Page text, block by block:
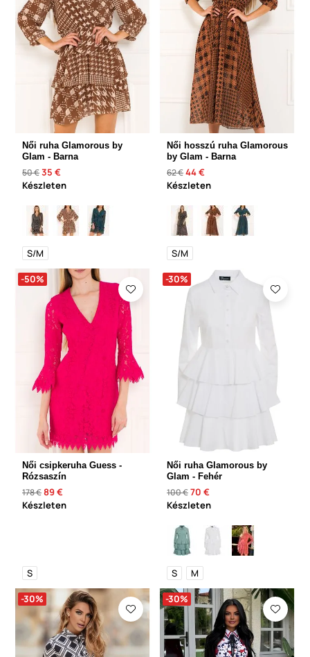
Női ruha Glamorous by
Glam - Barna
50 €35 €
Készleten
S/M
Női hosszú ruha Glamorous
by Glam - Barna
62 €44 €
Készleten
S/M
-50%
Női csipkeruha Guess -
Rózsaszín
178 €89 €
Készleten
S
-30%
Női ruha Glamorous by
Glam - Fehér
100 €70 €
Készleten
S M
-30% -30%